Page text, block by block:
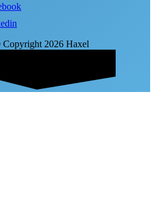
Copyright 2026 Haxel